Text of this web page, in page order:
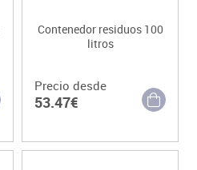
Contenedor residuos 100
litros
Precio desde
53.47€